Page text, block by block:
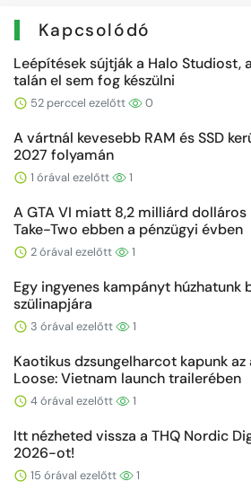
Kapcsolódó
Leépítések sújtják a Halo Studiost,
talán el sem fog készülni
52 perccel ezelőtt 0
A vártnál kevesebb RAM és SSD
2027 folyamán
1 órával ezelőtt 1
A GTA VI miatt 8,2 milliárd
Take-Two ebben a pénzügyi évben
2 órával ezelőtt 1
Egy ingyenes kampányt húzhatunk
szülinapjára
3 órával ezelőtt 1
Kaotikus dzsungelharcot kapunk
Loose: Vietnam launch trailerében
4 órával ezelőtt 1
Itt nézheted vissza a THQ Nordic
2026-ot!
15 órával ezelőtt 1